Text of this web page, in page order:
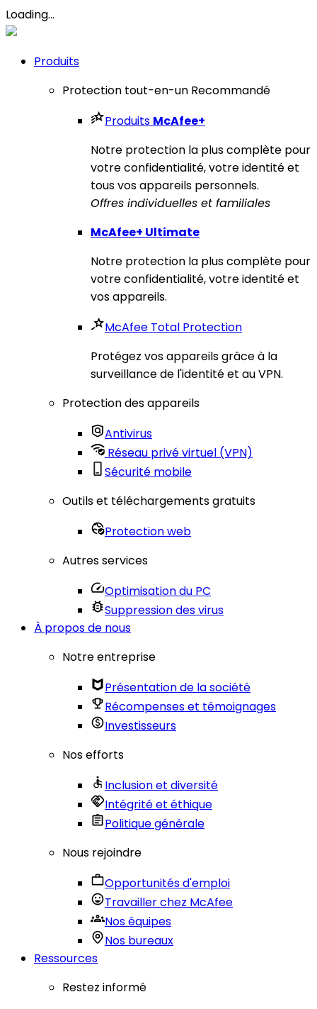
Loading...
Produits
Protection tout-en-un Recommandé
Produits McAfee+
Notre protection la plus complète pour
votre confidentialité, votre identité et
tous vos appareils personnels.​
Offres individuelles et familiales
McAfee+ Ultimate
Notre protection la plus complète pour
votre confidentialité, votre identité et
vos appareils.
McAfee Total Protection
Protégez vos appareils grâce à la
surveillance de l'identité et au VPN.
Protection des appareils
Antivirus
Réseau privé virtuel (VPN)
Sécurité mobile
Outils et téléchargements gratuits
Protection web
Autres services
Optimisation du PC
Suppression des virus
À propos de nous
Notre entreprise
Présentation de la société
Récompenses et témoignages
Investisseurs
Nos efforts
Inclusion et diversité
Intégrité et éthique
Politique générale
Nous rejoindre
Opportunités d'emploi
Travailler chez McAfee
Nos équipes
Nos bureaux
Ressources
Restez informé